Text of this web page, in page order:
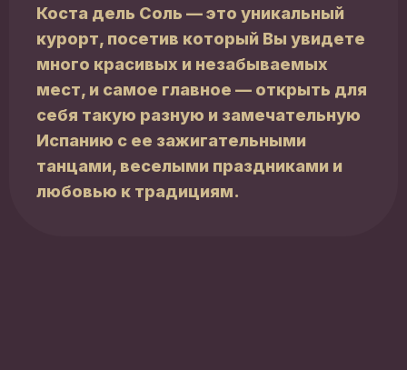
Коста дель Соль — это уникальный
курорт, посетив который Вы увидете
много красивых и незабываемых
мест, и самое главное — открыть для
себя такую разную и замечательную
Испанию с ее зажигательными
танцами, веселыми праздниками и
любовью к традициям.